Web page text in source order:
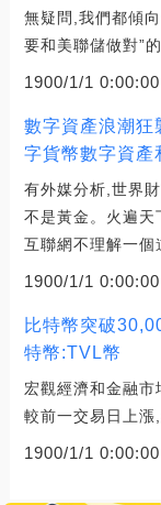
無疑問,我們都傾
要和美聯儲做對”
1900/1/1 0:00:00
數字資產浪潮狂
字貨幣數字資產
有外媒分析,世界
不是黃金。火遍天
互聯網不理解一個
1900/1/1 0:00:00
比特幣突破
特幣:TVL幣
宏觀經濟和金融
較前一交易日上漲
1900/1/1 0:00:00